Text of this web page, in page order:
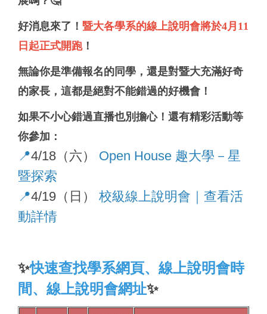
好消息來了 ！ 暨大各學系的線上說明會將於4月11
日起正式開跑！
無論你是準備報名的同學，還是對暨大充滿好奇
的家長，這都是絕對不能錯過的好機會！
如果不小心錯過直播也別擔心！還有精彩活動等
你參加：
📍4/18（六）
Open House 趣大學－星
暨探索
📍4/19（日）
校級線上說明會｜查看活
動詳情
✨快速查找學系網頁、線上說明會時
間、線上說明會網址✨